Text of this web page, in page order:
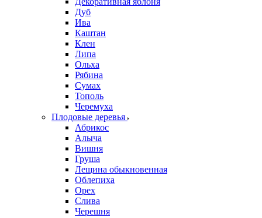
Дуб
Ива
Каштан
Клен
Липа
Ольха
Рябина
Сумах
Тополь
Черемуха
Плодовые деревья
Абрикос
Алыча
Вишня
Груша
Лещина обыкновенная
Облепиха
Орех
Слива
Черешня